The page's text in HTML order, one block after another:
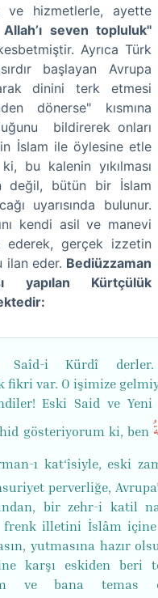
ve hizmetlerle, ayette
seven topluluk''
Ayrıca Türk
başlayan Avrupa
dinini terk etmesi
dönerse" kısmına
bildirerek onları
İslam ile öylesine etle
bu kalenin yıkılması
değil, bütün bir İslam
uyarısında bulunur.
kendi asil ve manevi
ederek, gerçek izzetin
ilan eder. Bediüzzaman
yapılan Kürtçülük
Saîd-i Kürdî
fikri var. O işimize
Eski Said ve Yeni
gösteriyorum ki, ben
ı kat‘îsiyle, eski
perverliğe,
bir zehr-i katil
frenk illetini İslâm içine
yutmasına hazır
karşı eskiden beri
ve bana temas